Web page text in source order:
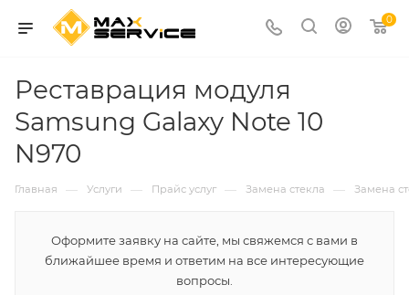
0
Реставрация модуля
Samsung Galaxy Note 10
N970
Главная — Услуги — Прайс услуг — Замена стекла — Замена
Оформите заявку на сайте, мы свяжемся с вами в
ближайшее время и ответим на все интересующие
вопросы.